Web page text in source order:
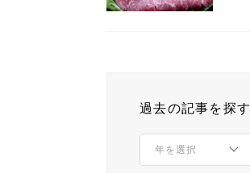
過去の記事を探す